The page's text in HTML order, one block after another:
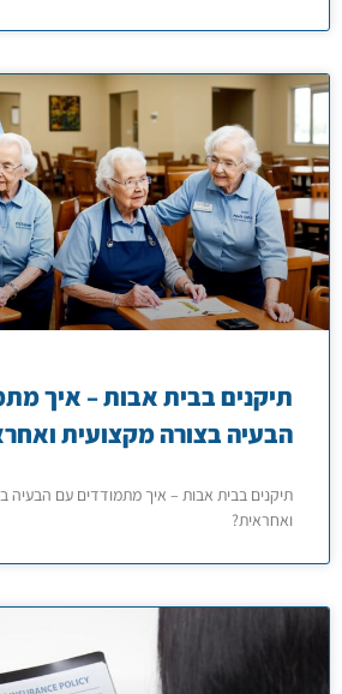
תיקנים בבית אבות – איך
הבעיה בצורה מקצועית
תיקנים בבית אבות – איך מתמודדים עם הבעיה
ואחראית?